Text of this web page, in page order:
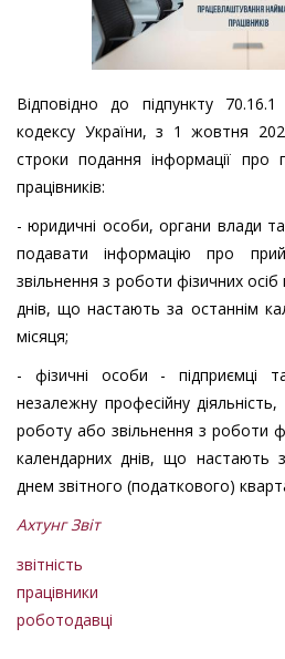
Відповідно до підпункту
кодексу України, з 1 жовтня
строки подання інформації про
працівників:
- юридичні особи, органи влади
подавати інформацію про
звільнення з роботи фізичних
днів, що настають за останнім
місяця;
- фізичні особи - підприємці
незалежну професійну
роботу або звільнення з роботи
календарних днів, що настають
днем звітного (податкового)
Ахтунг Звіт
звітність
працівники
роботодавці